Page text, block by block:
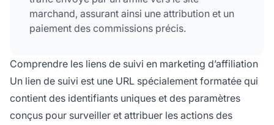
marchand, assurant ainsi une attribution et un
paiement des commissions précis.
Comprendre les liens de suivi en marketing d’affiliation
Un lien de suivi est une URL spécialement formatée qui
contient des identifiants uniques et des paramètres
conçus pour surveiller et attribuer les actions des